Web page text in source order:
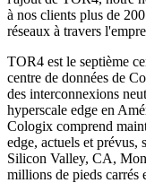
à nos clients plus de
réseaux à travers
TOR4 est le septième
centre de données de
des interconnexions
hyperscale edge en
Cologix comprend
edge, actuels et
Silicon Valley, CA,
millions de pieds carrés